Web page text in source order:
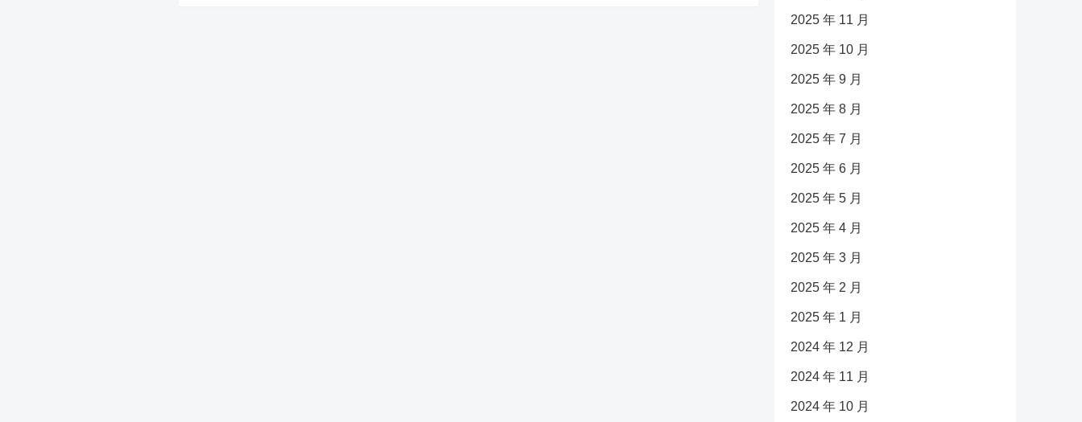
2025 年 11 月
2025 年 10 月
2025 年 9 月
2025 年 8 月
2025 年 7 月
2025 年 6 月
2025 年 5 月
2025 年 4 月
2025 年 3 月
2025 年 2 月
2025 年 1 月
2024 年 12 月
2024 年 11 月
2024 年 10 月